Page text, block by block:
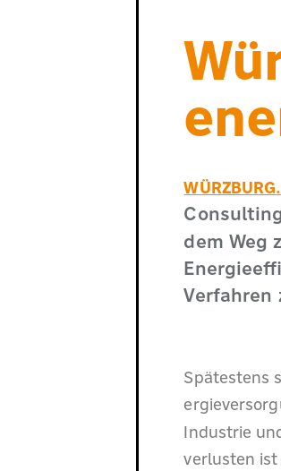
WÜRZBURG.
dem Weg
Verfahren
Spätestens
Industrie
verlusten